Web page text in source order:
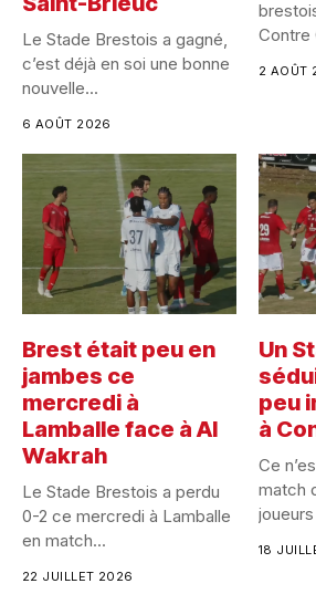
Le Stade Brestois a gagné,
c’est déjà en soi une bonne
nouvelle...
6 AOÛT 2026
Contre
2 AOÛT
Brest était peu en
jambes ce
mercredi à
Lamballe face à Al
Wakrah
Le Stade Brestois a perdu
0-2 ce mercredi à Lamballe
en match...
22 JUILLET 2026
Un
peu
à
Ce
match
18